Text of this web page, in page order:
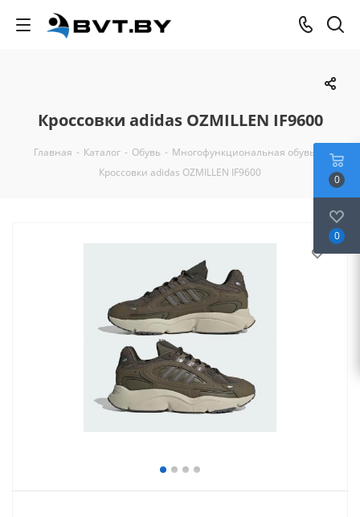
Кроссовки adidas OZMILLEN IF9600
Главная - Каталог - Обувь - Многофункциональная обувь
Кроссовки adidas OZMILLEN IF9600
0
0